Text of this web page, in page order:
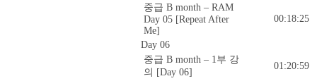
중급 B month – RAM
Day 05 [Repeat After
Me]
00:18:25
Day 06
중급 B month – 1부 강
의 [Day 06]
01:20:59